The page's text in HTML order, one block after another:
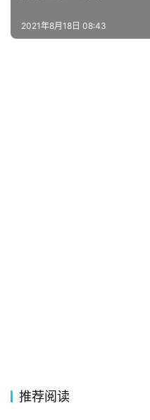
今
2021年8月18日 08:43
推荐阅读